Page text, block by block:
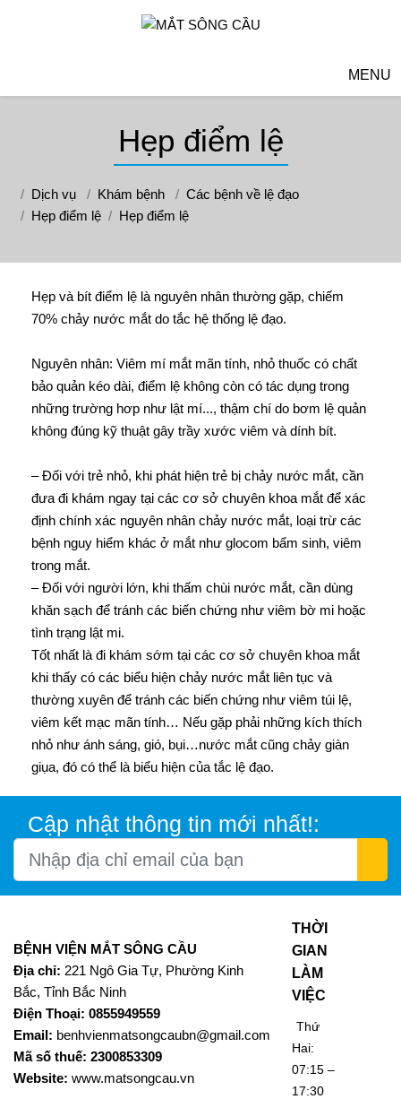
MENU
Hẹp điểm lệ
Dịch vụ Khám bệnh
Các bệnh về lệ đạo
Hẹp điểm lệ
Hẹp điểm lệ
Hẹp và bít điểm lệ là nguyên nhân thường gặp, chiếm
70% chảy nước mắt do tắc hệ thống lệ đạo.
Nguyên nhân: Viêm mí mắt mãn tính, nhỏ thuốc có chất
bảo quản kéo dài, điểm lệ không còn có tác dụng trong
những trường hơp như lật mí..., thậm chí do bơm lệ quản
không đúng kỹ thuật gây trầy xước viêm và dính bít.
– Đối với trẻ nhỏ, khi phát hiện trẻ bị chảy nước mắt, cần
đưa đi khám ngay tại các cơ sở chuyên khoa mắt để xác
định chính xác nguyên nhân chảy nước mắt, loại trừ các
bệnh nguy hiểm khác ở mắt như glocom bẩm sinh, viêm
trong mắt.
– Đối với người lớn, khi thấm chùi nước mắt, cần dùng
khăn sạch để tránh các biến chứng như viêm bờ mi hoặc
tình trạng lật mi.
Tốt nhất là đi khám sớm tại các cơ sở chuyên khoa mắt
khi thấy có các biểu hiện chảy nước mắt liên tục và
thường xuyên để tránh các biến chứng như viêm túi lệ,
viêm kết mạc mãn tính… Nếu gặp phải những kích thích
nhỏ như ánh sáng, gió, bụi…nước mắt cũng chảy giàn
giụa, đó có thể là biểu hiện của tắc lệ đạo.
Cập nhật thông tin mới nhất!:
BỆNH VIỆN MẮT SÔNG CẦU
Địa chỉ: 221 Ngô Gia Tự, Phường Kinh
Bắc, Tỉnh Bắc Ninh
Điện Thoại: 0855949559
Email: benhvienmatsongcaubn@gmail.com
Mã số thuế: 2300853309
Website: www.matsongcau.vn
THỜI
GIAN
LÀM
VIỆC
Thứ
Hai:
07:15 –
17:30